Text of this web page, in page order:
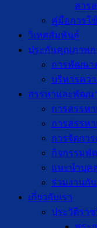
สาร
คู่มือการใ
วิเทศสัมพันธ์
ประกันคุณภาพก
การพัฒนา
บริหารคว
สรรหาและพัฒน
การสรรห
การสรรห
การจัดการ
กิจกรรมพั
แนะนำบุค
ร่วมงานกับ
เกี่ยวกับเรา
ประวัติรา